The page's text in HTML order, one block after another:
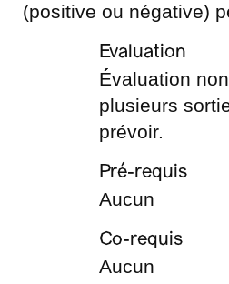
(positive ou négative)
Evaluation
É́valuation
plusieurs
prévoir.
Pré-requis
Aucun
Co-requis
Aucun